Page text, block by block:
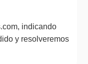
indicando
y resolveremos